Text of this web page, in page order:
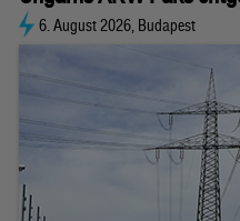
6. August 2026, Budapest